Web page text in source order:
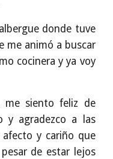
donde tuve
me animó a buscar
cocinera y ya voy
me siento feliz de
y agradezco a las
y cariño que
de estar lejos